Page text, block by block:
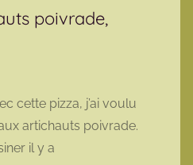
poivrade,
cette pizza, j’ai voulu
artichauts poivrade.
il y a